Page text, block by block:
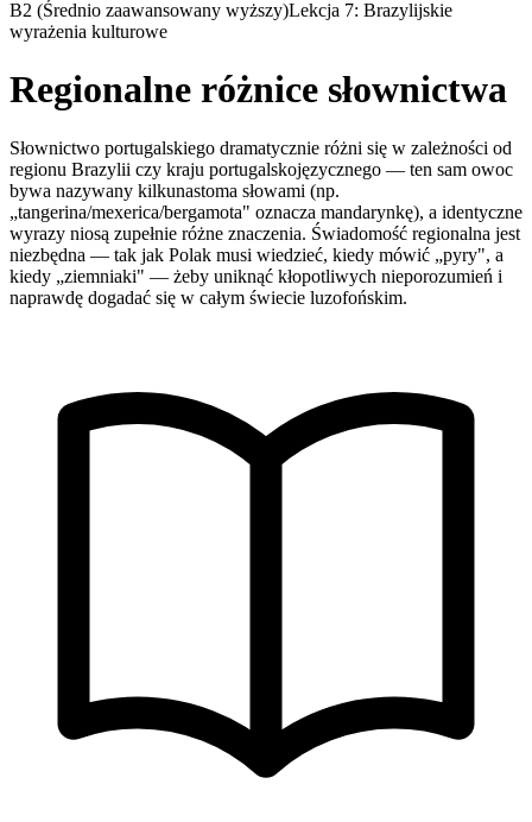
B2 (Średnio zaawansowany wyższy)Lekcja 7: Brazylijskie
wyrażenia kulturowe
Regionalne różnice słownictwa
Słownictwo portugalskiego dramatycznie różni się w zależności od
regionu Brazylii czy kraju portugalskojęzycznego — ten sam owoc
bywa nazywany kilkunastoma słowami (np.
„tangerina/mexerica/bergamota" oznacza mandarynkę), a identyczne
wyrazy niosą zupełnie różne znaczenia. Świadomość regionalna jest
niezbędna — tak jak Polak musi wiedzieć, kiedy mówić „pyry", a
kiedy „ziemniaki" — żeby uniknąć kłopotliwych nieporozumień i
naprawdę dogadać się w całym świecie luzofońskim.